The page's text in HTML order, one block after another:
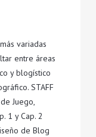
variadas
entre áreas
y blogístico
STAFF
Juego,
1 y Cap. 2
de Blog